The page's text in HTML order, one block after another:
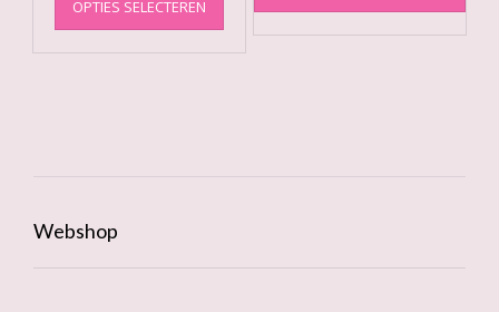
OPTIES SELECTEREN
product
heeft
meerdere
productpagina
Webshop